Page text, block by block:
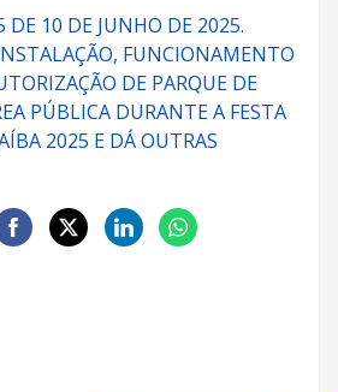
DE 10 DE JUNHO DE 2025.
FUNCIONAMENTO
DE PARQUE DE
PÚBLICA DURANTE A FESTA
2025 E DÁ OUTRAS